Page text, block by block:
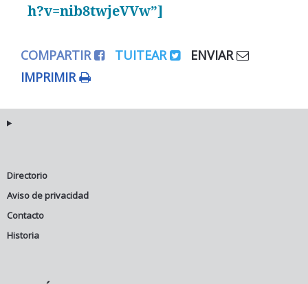
h?v=nib8twjeVVw”]
COMPARTIR TUITEAR
ENVIAR
IMPRIMIR
Directorio
Aviso de privacidad
Contacto
Historia